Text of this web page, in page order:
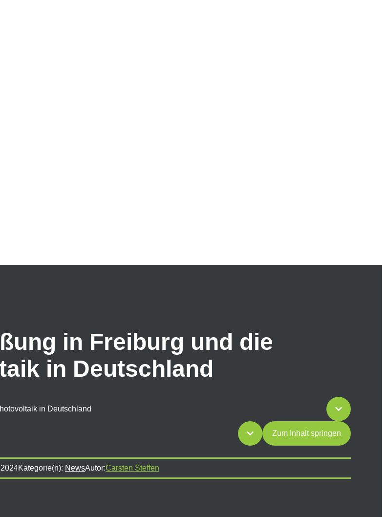
in Freiburg und die
in Deutschland
in Deutschland
Zum Inhalt springen
Kategorie(n): NewsAutor:Carsten Steffen